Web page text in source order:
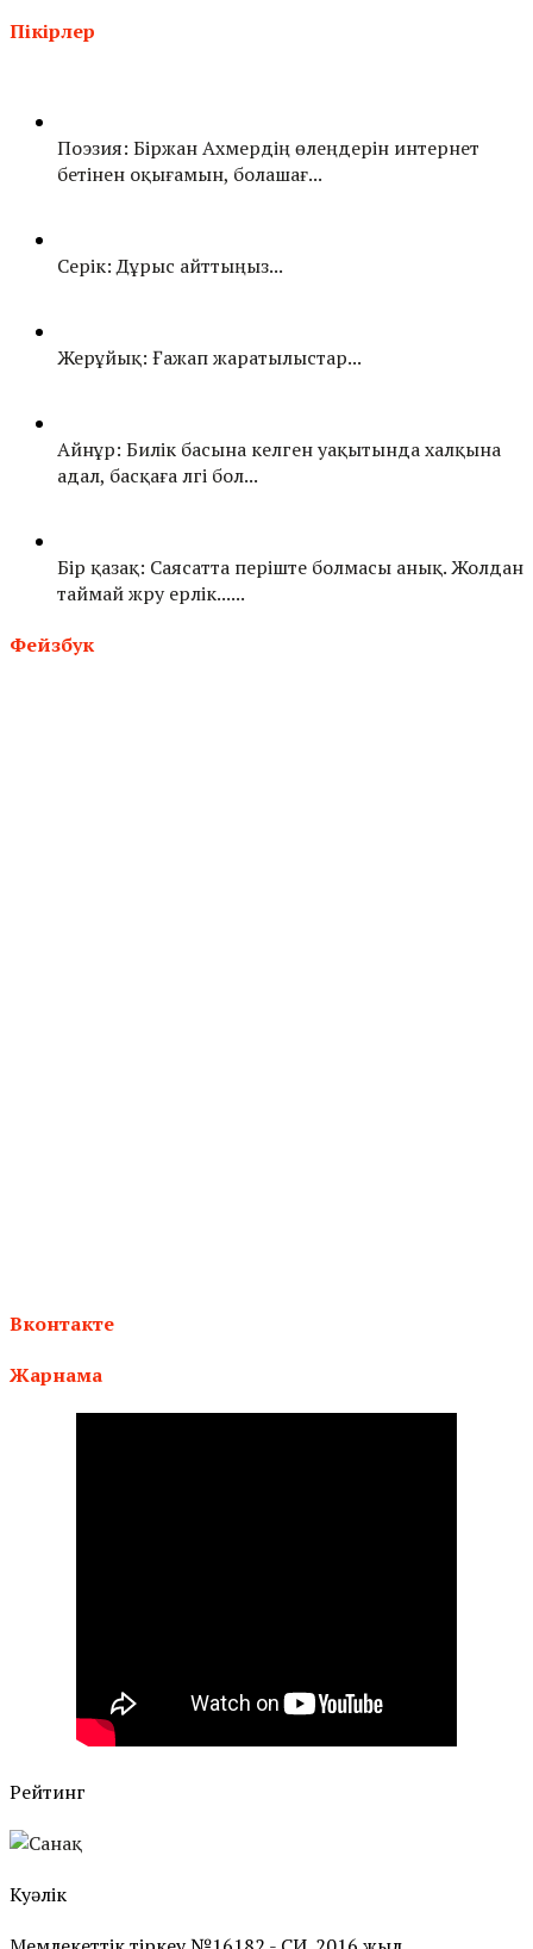
Пікірлер
Поэзия: Біржан Ахмердің өлеңдерін интернет
бетінен оқығамын, болашағ...
Серік: Дұрыс айттыңыз...
Жерұйық: Ғажап жаратылыстар...
Айнұр: Билік басына келген уақытында халқына
адал, басқаға үлгі бол...
Бір қазақ: Саясатта періште болмасы анық. Жолдан
таймай жүру ерлік......
Фейзбук
Вконтакте
Жарнама
Рейтинг
Куәлік